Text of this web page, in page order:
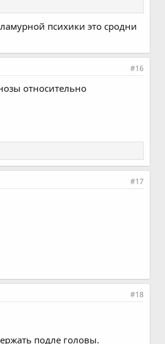
психики это сродни
#16
относительно
#17
#18
подле головы.